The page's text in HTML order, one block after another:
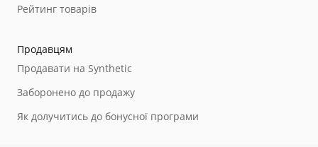
Рейтинг товарів
Продавцям
Продавати на Synthetic
Заборонено до продажу
Як долучитись до бонусної програми